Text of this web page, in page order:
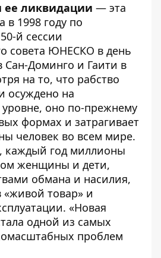
ее ликвидации — эта
в 1998 году по
й сессии
совета ЮНЕСКО в день
Сан-Доминго и Гаити в
на то, что рабство
осуждено на
оно по-прежнему
формах и затрагивает
человек во всем мире.
год миллионы
женщины и дети,
обмана и насилия,
товар» и
«Новая
одной из самых
проблем